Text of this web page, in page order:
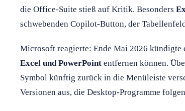
die Office-Suite stieß auf Kritik. Besonders
schwebenden Copilot-Button, der
Microsoft reagierte: Ende Mai 2026 kündigte
Excel und PowerPoint entfernen können.
Symbol künftig zurück in die Menüleiste
Versionen aus, die Desktop-Programme